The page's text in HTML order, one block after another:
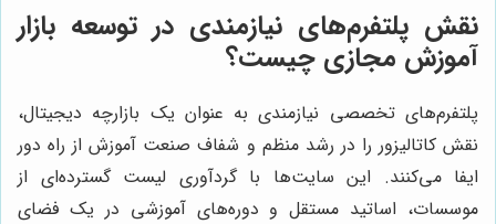
نقش پلتفرم‌های نیازمندی در توسعه بازار
آموزش مجازی چیست؟
پلتفرم‌های تخصصی نیازمندی به عنوان یک بازارچه دیجیتال،
نقش کاتالیزور را در رشد منظم و شفاف صنعت آموزش از راه دور
ایفا می‌کنند. این سایت‌ها با گردآوری لیست گسترده‌ای از
موسسات، اساتید مستقل و دوره‌های آموزشی در یک فضای